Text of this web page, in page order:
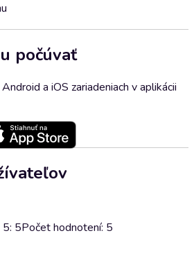
počúvať
a iOS zariadeniach v aplikácii
5: 5Počet hodnotení: 5